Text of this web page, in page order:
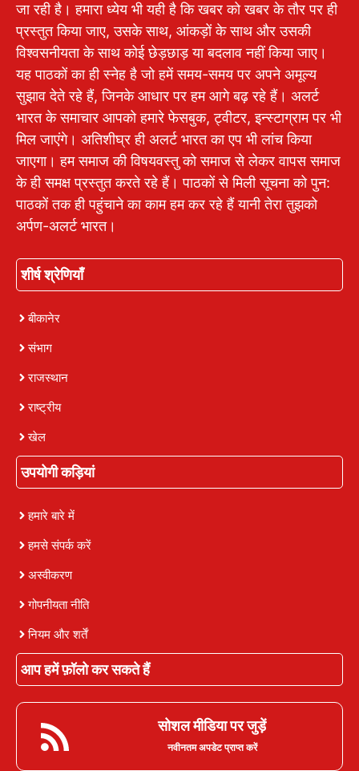
जा रही है। हमारा ध्येय भी यही है कि खबर को खबर के तौर पर ही
प्रस्तुत किया जाए, उसके साथ, आंकड़ों के साथ और उसकी
विश्वसनीयता के साथ कोई छेड़छाड़ या बदलाव नहीं किया जाए।
यह पाठकों का ही स्नेह है जो हमें समय-समय पर अपने अमूल्य
सुझाव देते रहे हैं, जिनके आधार पर हम आगे बढ़ रहे हैं। अलर्ट
भारत के समाचार आपको हमारे फेसबुक, ट्वीटर, इन्स्टाग्राम पर भी
मिल जाएंगे। अतिशीघ्र ही अलर्ट भारत का एप भी लांच किया
जाएगा। हम समाज की विषयवस्तु को समाज से लेकर वापस समाज
के ही समक्ष प्रस्तुत करते रहे हैं। पाठकों से मिली सूचना को पुन:
पाठकों तक ही पहुंचाने का काम हम कर रहे हैं यानी तेरा तुझको
अर्पण-अलर्ट भारत।
शीर्ष श्रेणियाँ
बीकानेर
संभाग
राजस्थान
राष्ट्रीय
खेल
उपयोगी कड़ियां
हमारे बारे में
हमसे संपर्क करें
अस्वीकरण
गोपनीयता नीति
नियम और शर्तें
आप हमें फ़ॉलो कर सकते हैं
सोशल मीडिया पर जुड़ें
नवीनतम अपडेट प्राप्त करें